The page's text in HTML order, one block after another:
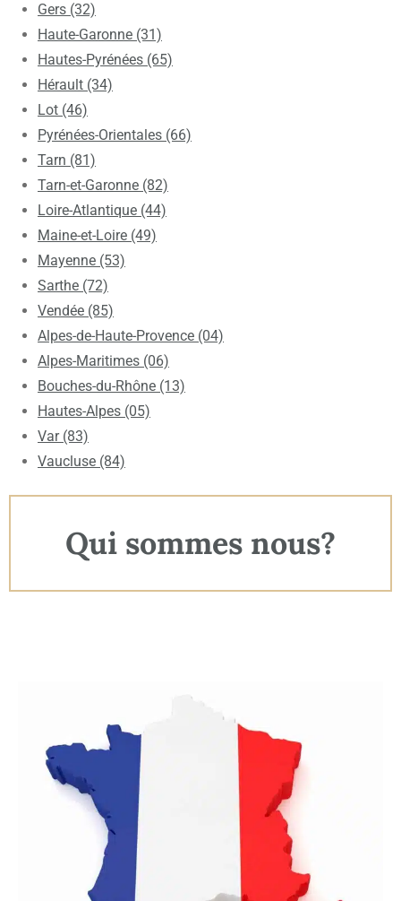
Gers (32)
Haute-Garonne (31)
Hautes-Pyrénées (65)
Hérault (34)
Lot (46)
Pyrénées-Orientales (66)
Tarn (81)
Tarn-et-Garonne (82)
Loire-Atlantique (44)
Maine-et-Loire (49)
Mayenne (53)
Sarthe (72)
Vendée (85)
Alpes-de-Haute-Provence (04)
Alpes-Maritimes (06)
Bouches-du-Rhône (13)
Hautes-Alpes (05)
Var (83)
Vaucluse (84)
Qui sommes nous?